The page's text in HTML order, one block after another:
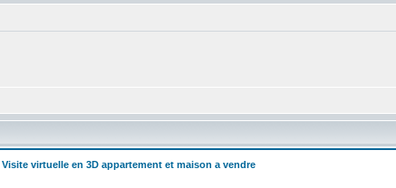
Visite virtuelle en 3D appartement et maison a vendre